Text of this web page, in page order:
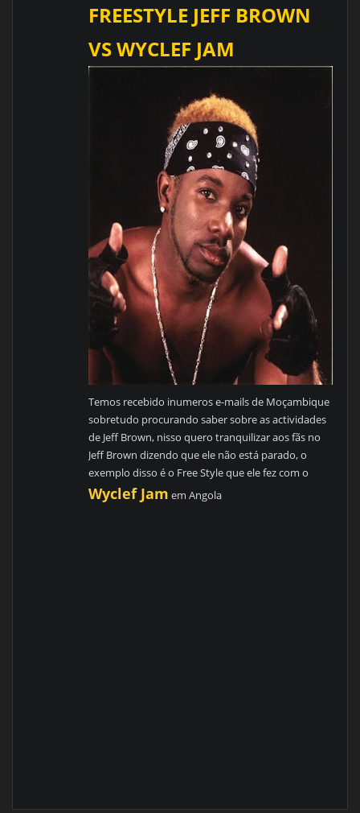
FREESTYLE JEFF BROWN
VS WYCLEF JAM
Temos recebido inumeros e-mails de Moçambique
sobretudo procurando saber sobre as actividades
de Jeff Brown, nisso quero tranquilizar aos fãs no
Jeff Brown dizendo que ele não está parado, o
exemplo disso é o Free Style que ele fez com o
Wyclef Jam em Angola